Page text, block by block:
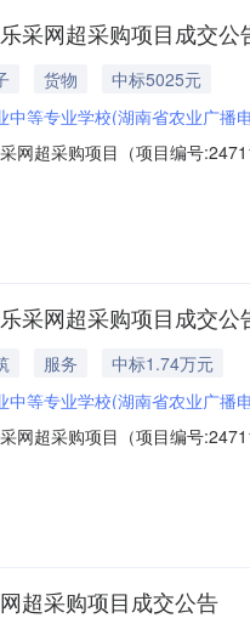
采网超采购项目成交公
货物
中标5025元
中等专业学校(湖南省农业广播
网超采购项目（项目编号
业中等专业学校采购单位地
采网超采购项目成交公
服务
中标1.74万元
中等专业学校(湖南省农业广播
网超采购项目（项目编号
业中等专业学校采购单位地
超采购项目成交公告